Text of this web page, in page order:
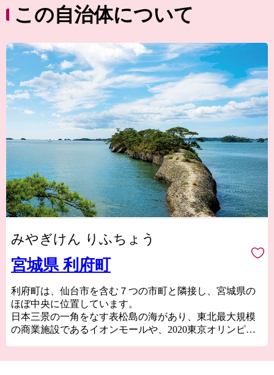
この自治体について
みやぎけん りふちょう
宮城県 利府町
利府町は、仙台市を含む７つの市町と隣接し、宮城県の
ほぼ中央に位置しています。
日本三景の一角をなす表松島の海があり、東北最大規模
の商業施設であるイオンモールや、2020東京オリンピッ